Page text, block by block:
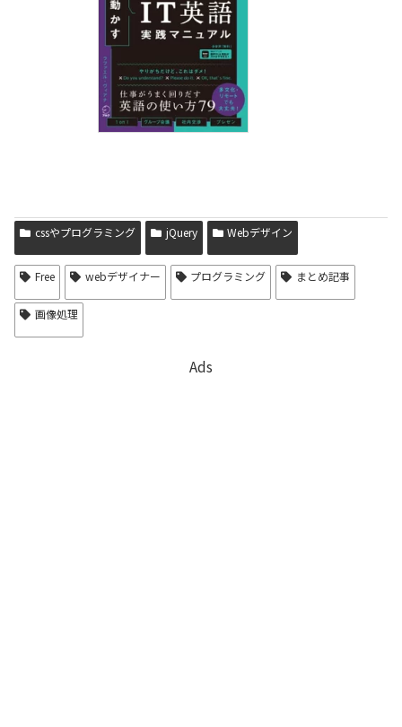
cssやプログラミング jQuery Webデザイン
Free webデザイナー プログラミング まとめ記事
画像処理
Ads